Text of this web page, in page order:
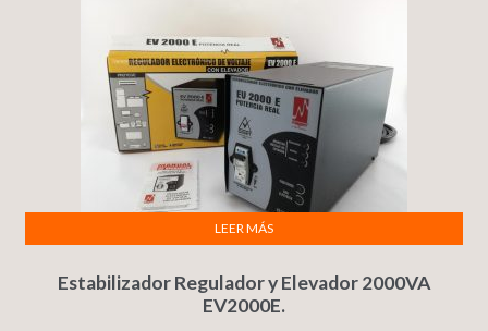
Estabilizador Regulador y Elevador 2000VA
EV2000E.
LEER MÁS